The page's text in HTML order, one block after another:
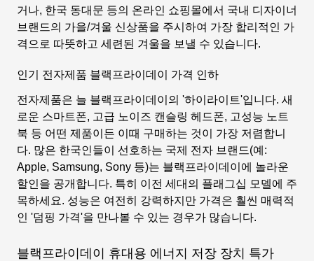
거나, 한국 동대문 등의 온라인 쇼핑몰에서 국내 디자이너
브랜드의 가을/겨울 신상품을 주시하여 가장 합리적인 가
격으로 따뜻하고 세련된 겨울을 보낼 수 있습니다.
인기 전자제품 블랙프라이데이 가격 인하
전자제품은 늘 블랙프라이데이의 '하이라이트'입니다. 새
로운 스마트폰, 고급 노이즈 캔슬링 헤드폰, 고성능 노트
북 등 어떤 제품이든 이때 구매하는 것이 가장 저렴합니
다. 많은 한국인들이 선호하는 국제 전자 브랜드(예:
Apple, Samsung, Sony 등)는 블랙프라이데이에 놀라운
할인을 공개합니다. 특히 이전 세대의 플래그십 모델에 주
목하세요. 성능은 여전히 강력하지만 가격은 훨씬 매력적
인 '덤핑 가격'을 만나볼 수 있는 경우가 많습니다.
블랙프라이데이 휴대용 에너지 저장 장치 특가